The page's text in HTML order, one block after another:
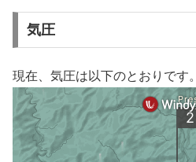
気圧
現在、気圧は以下のとおりです。